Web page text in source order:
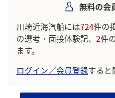
無料の会
川崎近海汽船には724件の
の選考・面接体験記、 2件
ます。
ログイン／会員登録すると